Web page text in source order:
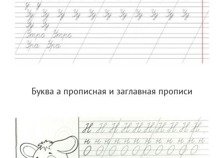
Буква а прописная и заглавная прописи